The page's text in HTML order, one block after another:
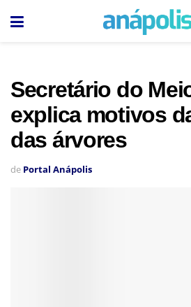
Secretário do
explica motivos
das árvores
de Portal Anápolis